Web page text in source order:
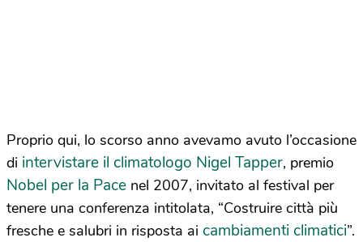
Proprio qui, lo scorso anno avevamo avuto l’occasione
di intervistare il climatologo Nigel Tapper, premio
Nobel per la Pace nel 2007, invitato al festival per
tenere una conferenza intitolata, “Costruire città più
fresche e salubri in risposta ai cambiamenti climatici”.